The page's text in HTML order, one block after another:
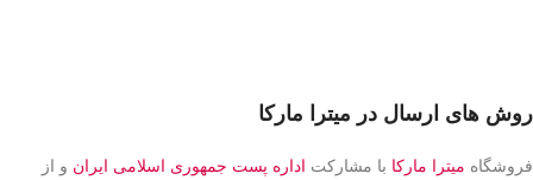
روش های ارسال در میترا مارکا
فروشگاه میترا مارکا با مشارکت اداره پست جمهوری اسلامی ایران و از